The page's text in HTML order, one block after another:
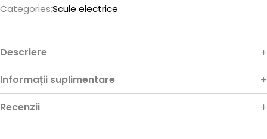
Categories:Scule electrice
Descriere
Informații suplimentare
Recenzii